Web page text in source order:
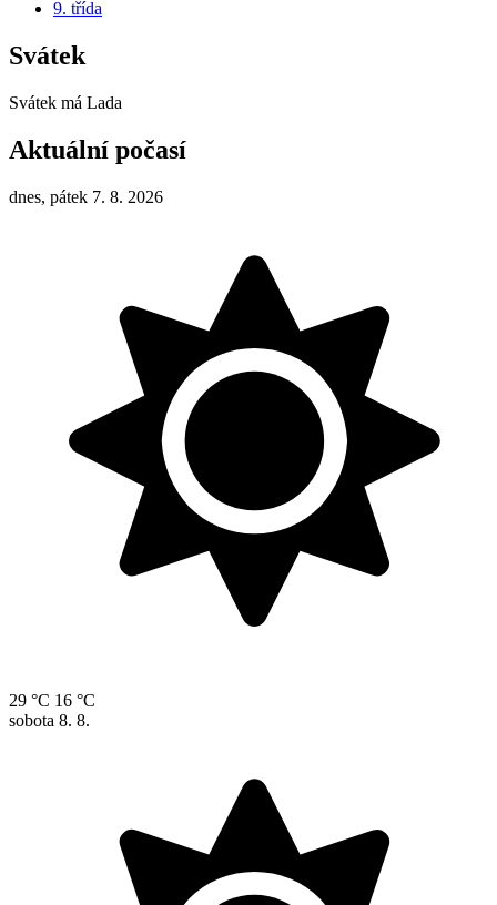
9. třída
Svátek
Svátek má Lada
Aktuální počasí
dnes, pátek 7. 8. 2026
29 °C 16 °C
sobota 8. 8.